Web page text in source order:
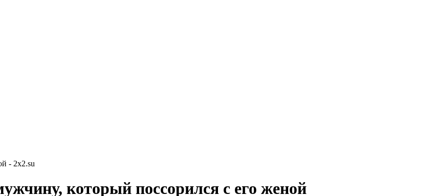
- 2x2.su
который поссорился с его женой